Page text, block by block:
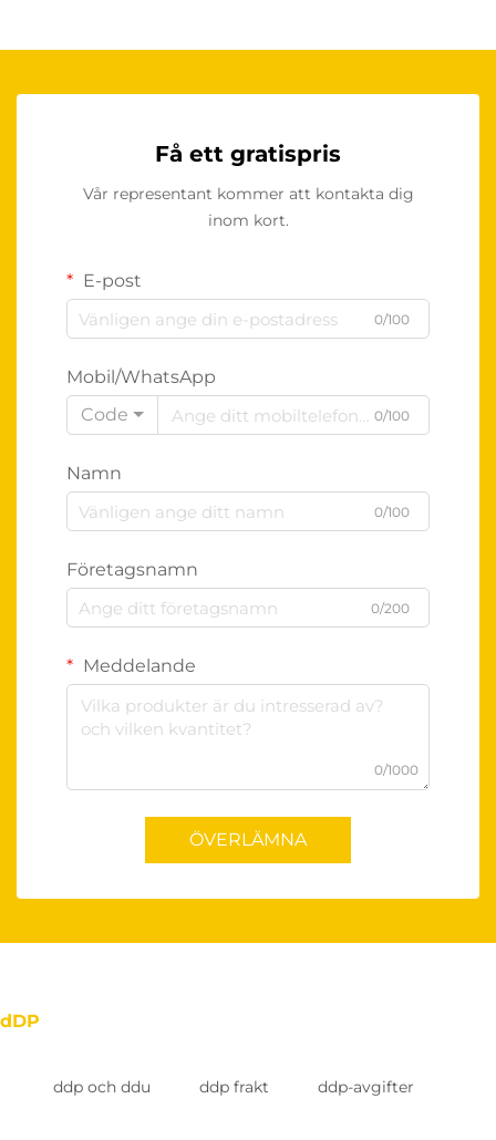
Få ett gratispris
Vår representant kommer att kontakta dig
inom kort.
E-post
0/100
Mobil/WhatsApp
Code
0/100
Namn
0/100
Företagsnamn
0/200
Meddelande
0/1000
ÖVERLÄMNA
dDP
ddp och ddu ddp frakt ddp-avgifter